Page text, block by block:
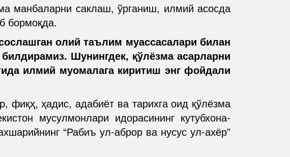
манбаларни саклаш, ўрганиш, илмий асосда
бормоқда.
олий таълим муассасалари билан
Шунингдек, қўлёзма асарларни
илмий муомалага киритиш энг фойдали
фиқҳ, ҳадис, адабиёт ва тарихга оид қўлёзма
мусулмонлари идорасининг кутубхона-
“Рабиъ ул-аброр ва нусус ул-ахёр”